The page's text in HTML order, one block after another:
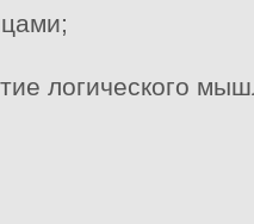
логического